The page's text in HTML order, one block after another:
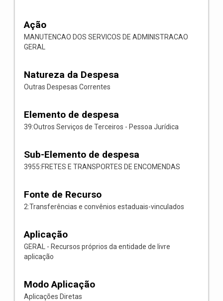
Ação
MANUTENCAO DOS SERVICOS DE ADMINISTRACAO
GERAL
Natureza da Despesa
Outras Despesas Correntes
Elemento de despesa
39:Outros Serviços de Terceiros - Pessoa Jurídica
Sub-Elemento de despesa
3955:FRETES E TRANSPORTES DE ENCOMENDAS
Fonte de Recurso
2:Transferências e convênios estaduais-vinculados
Aplicação
GERAL - Recursos próprios da entidade de livre
aplicação
Modo Aplicação
Aplicações Diretas